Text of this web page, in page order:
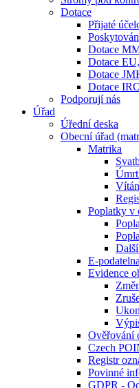
Dotace
Přijaté
Dotace
Dotace
Dotace
Dotace
Podporují nás
Úřad
Úřední deska
Obecní úřad
Matrika
Poplatky v
E-podatelna
Evidence
Ověřování
Czech
Registr
Povinné
GDPR -